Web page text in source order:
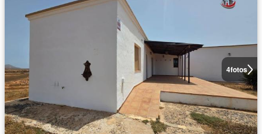
4fotos